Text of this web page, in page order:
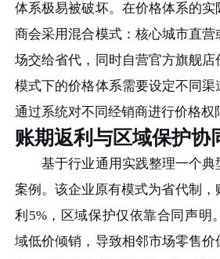
体系极易被破坏。在价格体系的
商会采用混合模式：核心城市直
场交给省代，同时自营官方旗舰
模式下的价格体系需要设定不同
通过系统对不同经销商进行价格权
账期返利与区域保护协
基于行业通用实践整理一个典
案例。该企业原有模式为省代制，
利5%，区域保护仅依靠合同声明
域低价倾销，导致相邻市场零售价